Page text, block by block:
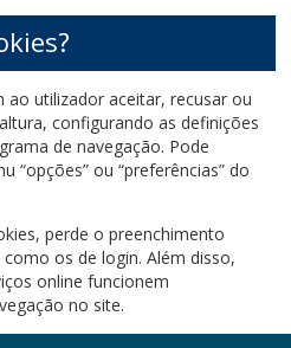
utilizador aceitar, recusar ou
configurando as definições
de navegação. Pode
“opções” ou “preferências” do
perde o preenchimento
os de login. Além disso,
online funcionem
no site.